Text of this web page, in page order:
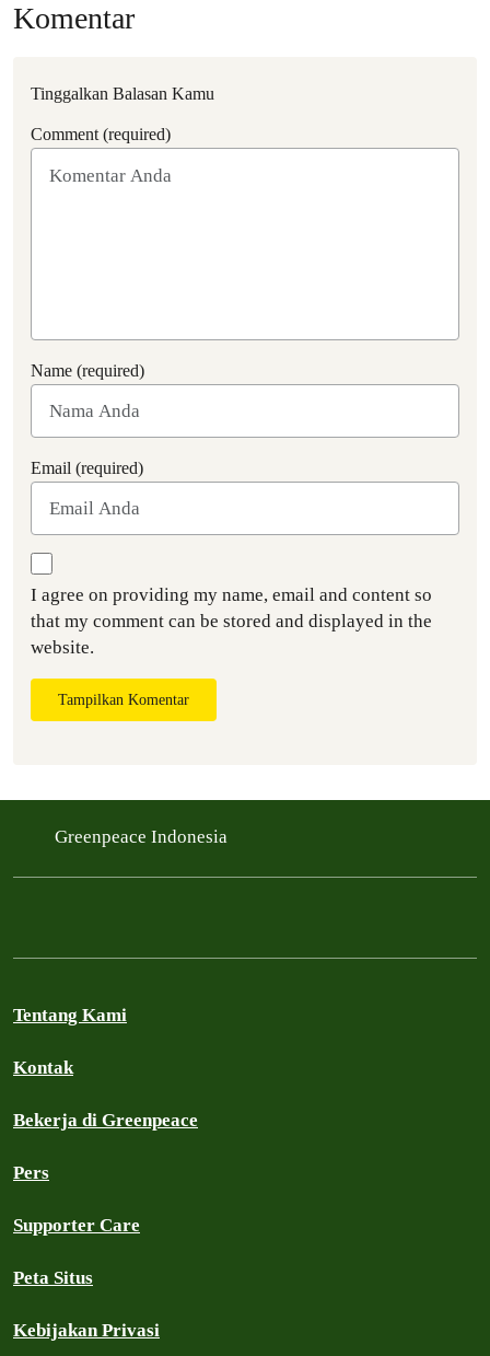
Komentar
Tinggalkan Balasan Kamu
Comment (required)
Name (required)
Email (required)
I agree on providing my name, email and content so
that my comment can be stored and displayed in the
website.
Tampilkan Komentar
Greenpeace Indonesia
Tentang Kami
Kontak
Bekerja di Greenpeace
Pers
Supporter Care
Peta Situs
Kebijakan Privasi